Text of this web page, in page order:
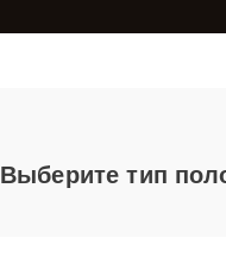
Выберите тип